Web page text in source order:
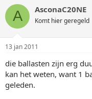
A AsconaC20NE
Komt hier geregeld
13 jan 2011
die ballasten zijn erg
kan het weten, want 1
geleden.